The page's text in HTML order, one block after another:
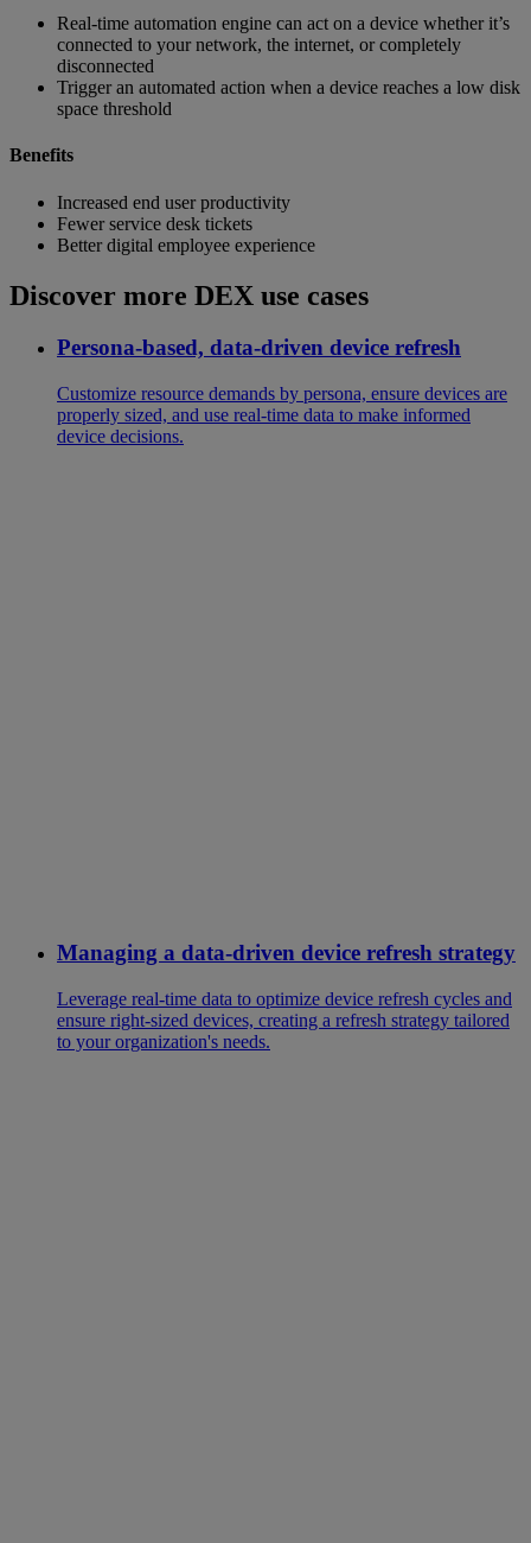
Real-time automation engine can act on a device whether it’s
connected to your network, the internet, or completely
disconnected
Trigger an automated action when a device reaches a low disk
space threshold
Benefits
Increased end user productivity
Fewer service desk tickets
Better digital employee experience
Discover more DEX use cases
Persona-based, data-driven device refresh
Customize resource demands by persona, ensure devices are
properly sized, and use real-time data to make informed
device decisions.
Managing a data-driven device refresh strategy
Leverage real-time data to optimize device refresh cycles and
ensure right-sized devices, creating a refresh strategy tailored
to your organization's needs.